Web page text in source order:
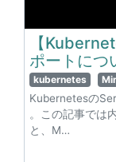
【
ポートにつ
kubernetes
Kubernetesの
。この記事では
と、M…